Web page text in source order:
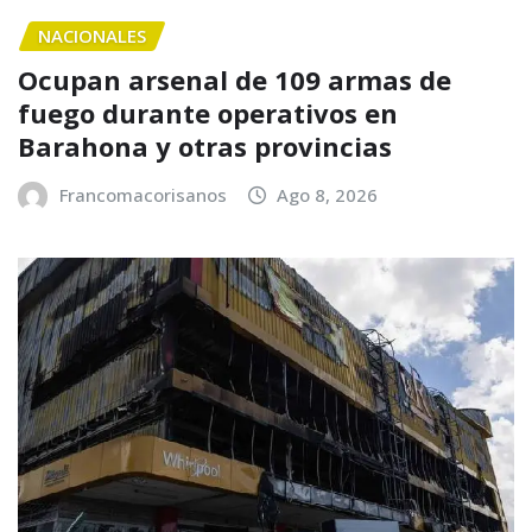
NACIONALES
Ocupan arsenal de 109 armas de
fuego durante operativos en
Barahona y otras provincias
Francomacorisanos Ago 8, 2026